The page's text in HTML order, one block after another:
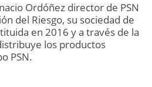
Ordóñez director de PSN
del Riesgo, su sociedad de
en 2016 y a través de la
los productos
PSN.